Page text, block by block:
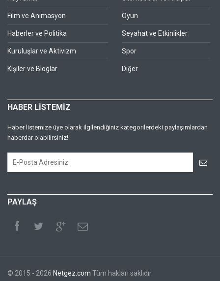
Film ve Animasyon
Haberler ve Politika
Kuruluşlar ve Aktivizm
Kişiler ve Bloglar
Oyun
Seyahat ve Etkinlikler
Spor
Diğer
HABER LİSTEMİZ
Haber listemize üye olarak ilgilendiğiniz kategorilerdeki paylaşımlardan
haberdar olabilirsiniz!
PAYLAŞ
© 2015 - 2026 Netgez.com Tüm hakları saklıdır.